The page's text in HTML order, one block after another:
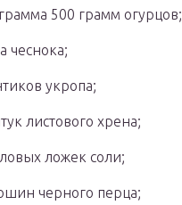
500 грамм огурцов;
чеснока;
укропа;
листового хрена;
ложек соли;
черного перца;